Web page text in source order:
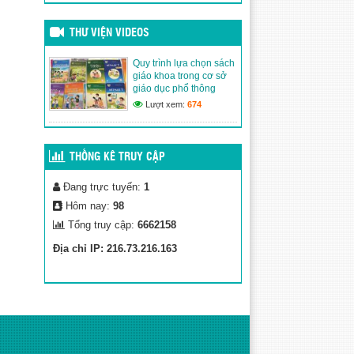
HIỆU TỎA SÁNG TẠI CUỘC
TIẾNG VIỆT
(12/04/2026)
THÔNG BÁO: THỰC ĐƠN
BÁN TRÚ THÁNG 4/2026
(30/03/2026)
THÔNG BÁO THỰC ĐƠN
BÁN TRÚ THÁNG 3/2026
(26/02/2026)
THƯ VIỆN VIDEOS
Quy trình lựa chọn sách
giáo khoa trong cơ sở
giáo dục phổ thông
Lượt xem: 674
THỐNG KÊ TRUY CẬP
Đang trực tuyến: 1
Hôm nay: 98
Tổng truy cập: 6662158
Địa chỉ IP: 216.73.216.163